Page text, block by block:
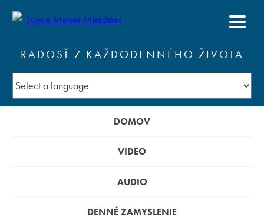
RADOSŤ Z KAŽDODENNÉHO ŽIVOTA
DOMOV
VIDEO
AUDIO
DENNÉ ZAMYSLENIE